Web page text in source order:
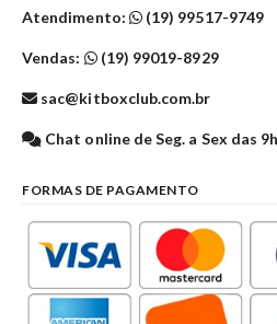
Atendimento: (19) 99517-9749
Vendas: (19) 99019-8929
sac@kitboxclub.com.br
Chat online de Seg. a Sex das
FORMAS DE PAGAMENTO